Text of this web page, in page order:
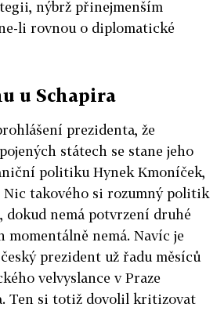
nýbrž přinejmenším
li rovnou o diplomatické
u Schapira
prezidenta, že
státech se stane jeho
politiku Hynek Kmoníček,
Nic takového si rozumný politik
dokud nemá potvrzení druhé
momentálně nemá. Navíc je
prezident už řadu měsíců
velvyslance v Praze
Ten si totiž dovolil kritizovat